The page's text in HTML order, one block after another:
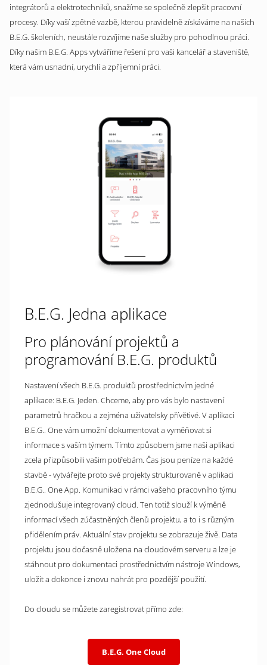
integrátorů a elektrotechniků, snažíme se společně zlepšit pracovní
procesy. Díky vaší zpětné vazbě, kterou pravidelně získáváme na našich
B.E.G. školeních, neustále rozvíjíme naše služby pro pohodlnou práci.
Díky našim B.E.G. Apps vytváříme řešení pro vaši kancelář a staveniště,
která vám usnadní, urychlí a zpříjemní práci.
B.E.G. Jedna aplikace
Pro plánování projektů a
programování B.E.G. produktů
Nastavení všech B.E.G. produktů prostřednictvím jedné
aplikace: B.E.G. Jeden. Chceme, aby pro vás bylo nastavení
parametrů hračkou a zejména uživatelsky přívětivé. V aplikaci
B.E.G.. One vám umožní dokumentovat a vyměňovat si
informace s vaším týmem. Tímto způsobem jsme naši aplikaci
zcela přizpůsobili vašim potřebám. Čas jsou peníze na každé
stavbě - vytvářejte proto své projekty strukturovaně v aplikaci
B.E.G.. One App. Komunikaci v rámci vašeho pracovního týmu
zjednodušuje integrovaný cloud. Ten totiž slouží k výměně
informací všech zúčastněných členů projektu, a to i s různým
přidělením práv. Aktuální stav projektu se zobrazuje živě. Data
projektu jsou dočasně uložena na cloudovém serveru a lze je
stáhnout pro dokumentaci prostřednictvím nástroje Windows,
uložit a dokonce i znovu nahrát pro pozdější použití.
Do cloudu se můžete zaregistrovat přímo zde:
B.E.G. One Cloud